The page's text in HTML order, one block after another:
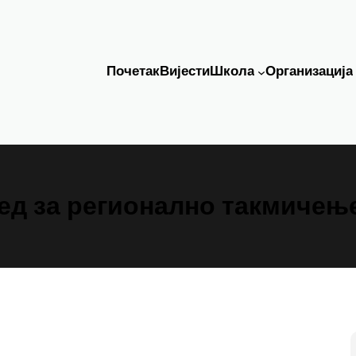
ПочетакВијестиШкола Организација
за регионално